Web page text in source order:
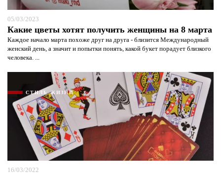
05/03/2023
Какие цветы хотят получить женщины на 8 марта
Каждое начало марта похоже друг на друга - близится Международный
женский день, а значит и попытки понять, какой букет порадует близкого
человека. ...
СТИЛЬ ЖИЗНИ
16/03/2022